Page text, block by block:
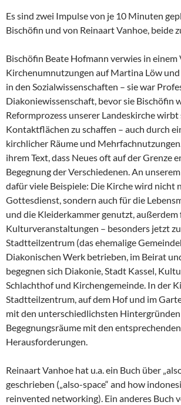
Es sind zwei Impulse von je 10 Minuten
Bischöfin und von Reinaart Vanhoe, beide
Bischöfin Beate Hofmann verwies in
Kirchenumnutzungen auf Martina Löw und
in den Sozialwissenschaften – sie war
Diakoniewissenschaft, bevor sie Bischöfin
Reformprozess unserer Landeskirche wirbt
Kontaktflächen zu schaffen – auch durch
kirchlicher Räume und
ihrem Text, dass Neues oft auf der Grenze
Begegnung der Verschiedenen. An
dafür viele Beispiele: Die Kirche wird nicht
Gottesdienst, sondern auch für die
und die Kleiderkammer genutzt, außerdem
Kulturveranstaltungen – besonders jetzt
Stadtteilzentrum (das ehemalige
Diakonischen Werk betrieben, im Beirat
begegnen sich Diakonie, Stadt Kassel,
Schlachthof und Kirchengemeinde. In der
Stadtteilzentrum, auf dem Hof und im
mit den unterschiedlichsten
Begegnungsräume mit den entsprechenden
Herausforderungen.
Reinaart Vanhoe hat u.a. ein Buch über
geschrieben („also-space“ and how
reinvented networking). Ein anderes Buch